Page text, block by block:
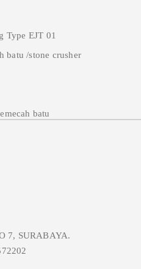
Type EJT 01
batu /stone crusher
batu
7, SURABAYA.